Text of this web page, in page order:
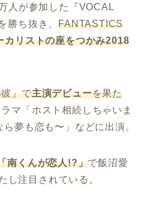
人が参加した『VOCAL
勝ち抜き、FANTASTICS
カリストの座をつかみ2018
」で主演デビューを果た
マ「ホスト相続しちゃいま
夢も恋も〜」などに出演。
南くんが恋人!?」で飯沼愛
し注目されている。